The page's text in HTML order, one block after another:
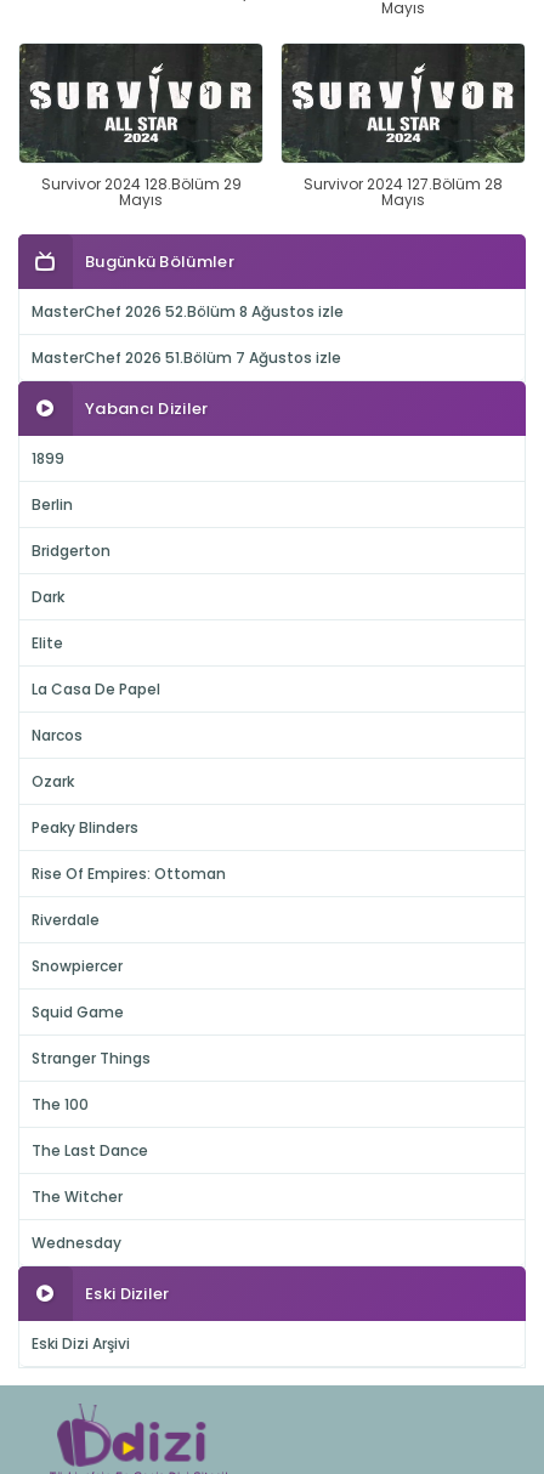
Mayıs
Survivor 2024 128.Bölüm 29
Mayıs
Survivor 2024 127.Bölüm 28
Mayıs
Bugünkü Bölümler
MasterChef 2026 52.Bölüm 8 Ağustos izle
MasterChef 2026 51.Bölüm 7 Ağustos izle
Yabancı Diziler
1899
Berlin
Bridgerton
Dark
Elite
La Casa De Papel
Narcos
Ozark
Peaky Blinders
Rise Of Empires: Ottoman
Riverdale
Snowpiercer
Squid Game
Stranger Things
The 100
The Last Dance
The Witcher
Wednesday
Eski Diziler
Eski Dizi Arşivi